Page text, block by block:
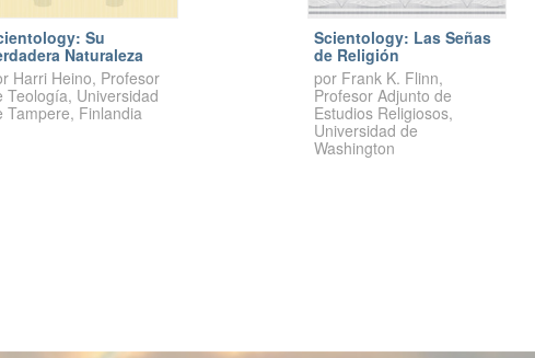
Su
Naturaleza
Harri Heino, Profesor
Teología, Universidad
Tampere, Finlandia
Scientology: Las Señas
de Religión
por Frank K. Flinn,
Profesor Adjunto de
Estudios Religiosos,
Universidad de
Washington